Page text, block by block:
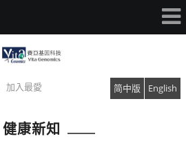
加入最愛 简中版 English
健康新知